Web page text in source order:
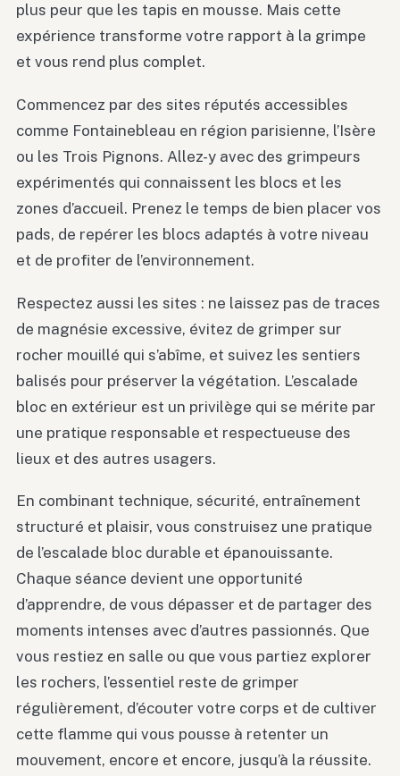
plus peur que les tapis en mousse. Mais cette
expérience transforme votre rapport à la grimpe
et vous rend plus complet.
Commencez par des sites réputés accessibles
comme Fontainebleau en région parisienne, l’Isère
ou les Trois Pignons. Allez-y avec des grimpeurs
expérimentés qui connaissent les blocs et les
zones d’accueil. Prenez le temps de bien placer vos
pads, de repérer les blocs adaptés à votre niveau
et de profiter de l’environnement.
Respectez aussi les sites : ne laissez pas de traces
de magnésie excessive, évitez de grimper sur
rocher mouillé qui s’abîme, et suivez les sentiers
balisés pour préserver la végétation. L’escalade
bloc en extérieur est un privilège qui se mérite par
une pratique responsable et respectueuse des
lieux et des autres usagers.
En combinant technique, sécurité, entraînement
structuré et plaisir, vous construisez une pratique
de l’escalade bloc durable et épanouissante.
Chaque séance devient une opportunité
d’apprendre, de vous dépasser et de partager des
moments intenses avec d’autres passionnés. Que
vous restiez en salle ou que vous partiez explorer
les rochers, l’essentiel reste de grimper
régulièrement, d’écouter votre corps et de cultiver
cette flamme qui vous pousse à retenter un
mouvement, encore et encore, jusqu’à la réussite.